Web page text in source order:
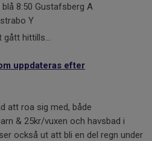
8:50 Gustafsberg A
Y
gått hittills...
uppdateras efter
att roa sig med, både
& 25kr/vuxen och havsbad i
också ut att bli en del regn under